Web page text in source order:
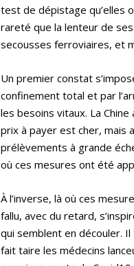
test de dépistage qu’elles
rareté que la lenteur de ses
secousses ferroviaires, et
Un premier constat
confinement total et par
les besoins vitaux. La
prix à payer est cher, mais
prélèvements à grande
où ces mesures ont été
À l’inverse, là où ces
fallu, avec du retard,
qui semblent en découler.
fait taire les médecins